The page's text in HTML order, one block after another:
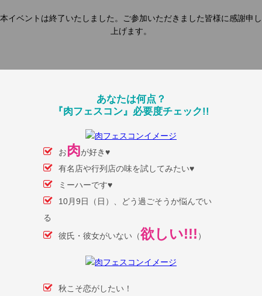
本イベントは終了いたしました。ご参加いただきました皆様に感謝申し
上げます。
あなたは何点？
『肉フェスコン』必要度チェック!!
お肉が好き♥
有名店や行列店の味を試してみたい♥
ミーハーです♥
10月9日（日）、どう過ごそうか悩んでい
る
彼氏・彼女がいない（欲しい!!! ）
秋こそ恋がしたい！